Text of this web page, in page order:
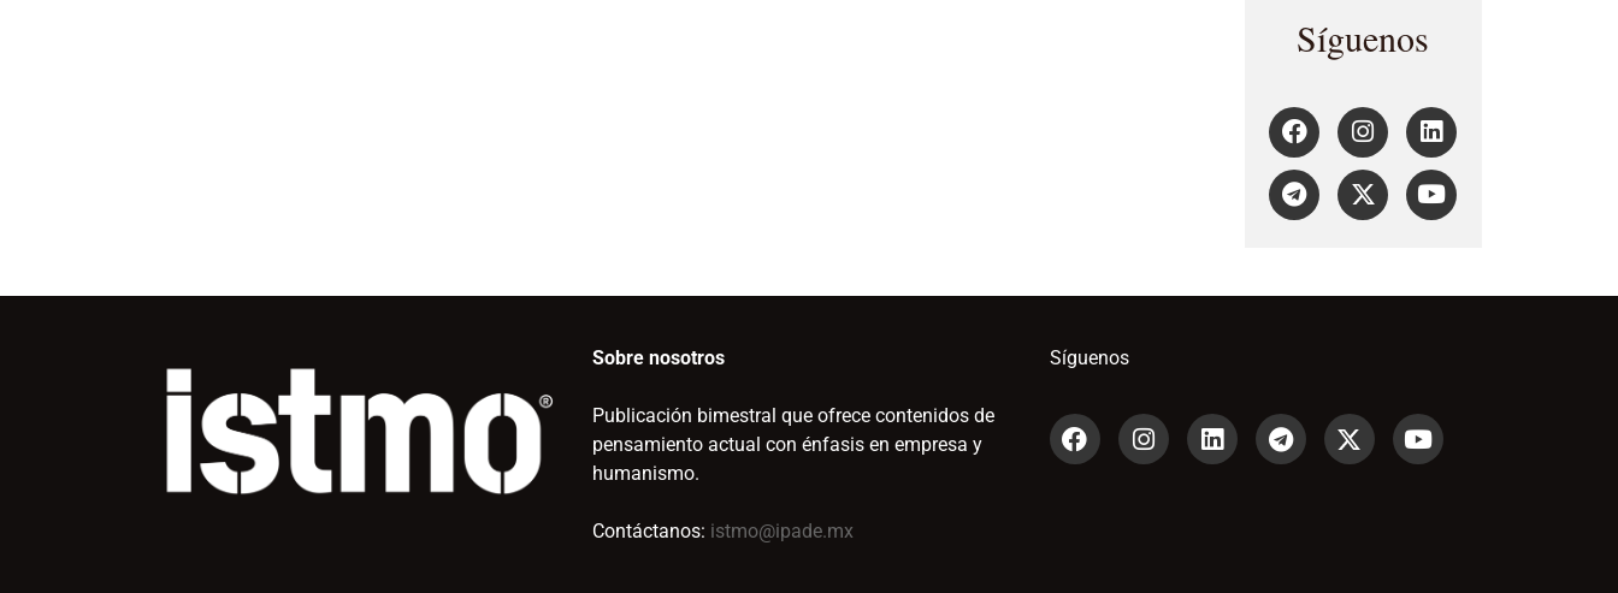
Síguenos
Sobre nosotros
Publicación bimestral que ofrece contenidos de
pensamiento actual con énfasis en empresa y
humanismo.
Contáctanos: istmo@ipade.mx
Síguenos